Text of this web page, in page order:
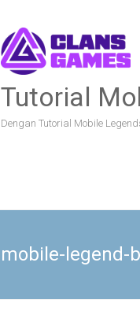
Tutorial
Dengan Tutorial Mobile
mobile-legend-